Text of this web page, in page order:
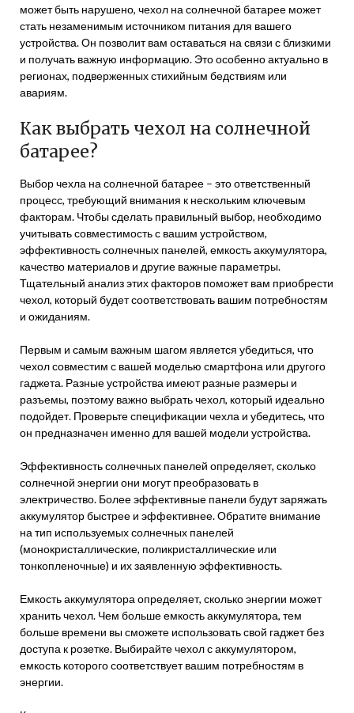
может быть нарушено, чехол на солнечной батарее может
стать незаменимым источником питания для вашего
устройства. Он позволит вам оставаться на связи с близкими
и получать важную информацию. Это особенно актуально в
регионах, подверженных стихийным бедствиям или
авариям.
Как выбрать чехол на солнечной
батарее?
Выбор чехла на солнечной батарее – это ответственный
процесс, требующий внимания к нескольким ключевым
факторам. Чтобы сделать правильный выбор, необходимо
учитывать совместимость с вашим устройством,
эффективность солнечных панелей, емкость аккумулятора,
качество материалов и другие важные параметры.
Тщательный анализ этих факторов поможет вам приобрести
чехол, который будет соответствовать вашим потребностям
и ожиданиям.
Первым и самым важным шагом является убедиться, что
чехол совместим с вашей моделью смартфона или другого
гаджета. Разные устройства имеют разные размеры и
разъемы, поэтому важно выбрать чехол, который идеально
подойдет. Проверьте спецификации чехла и убедитесь, что
он предназначен именно для вашей модели устройства.
Эффективность солнечных панелей определяет, сколько
солнечной энергии они могут преобразовать в
электричество. Более эффективные панели будут заряжать
аккумулятор быстрее и эффективнее. Обратите внимание
на тип используемых солнечных панелей
(монокристаллические, поликристаллические или
тонкопленочные) и их заявленную эффективность.
Емкость аккумулятора определяет, сколько энергии может
хранить чехол. Чем больше емкость аккумулятора, тем
больше времени вы сможете использовать свой гаджет без
доступа к розетке. Выбирайте чехол с аккумулятором,
емкость которого соответствует вашим потребностям в
энергии.